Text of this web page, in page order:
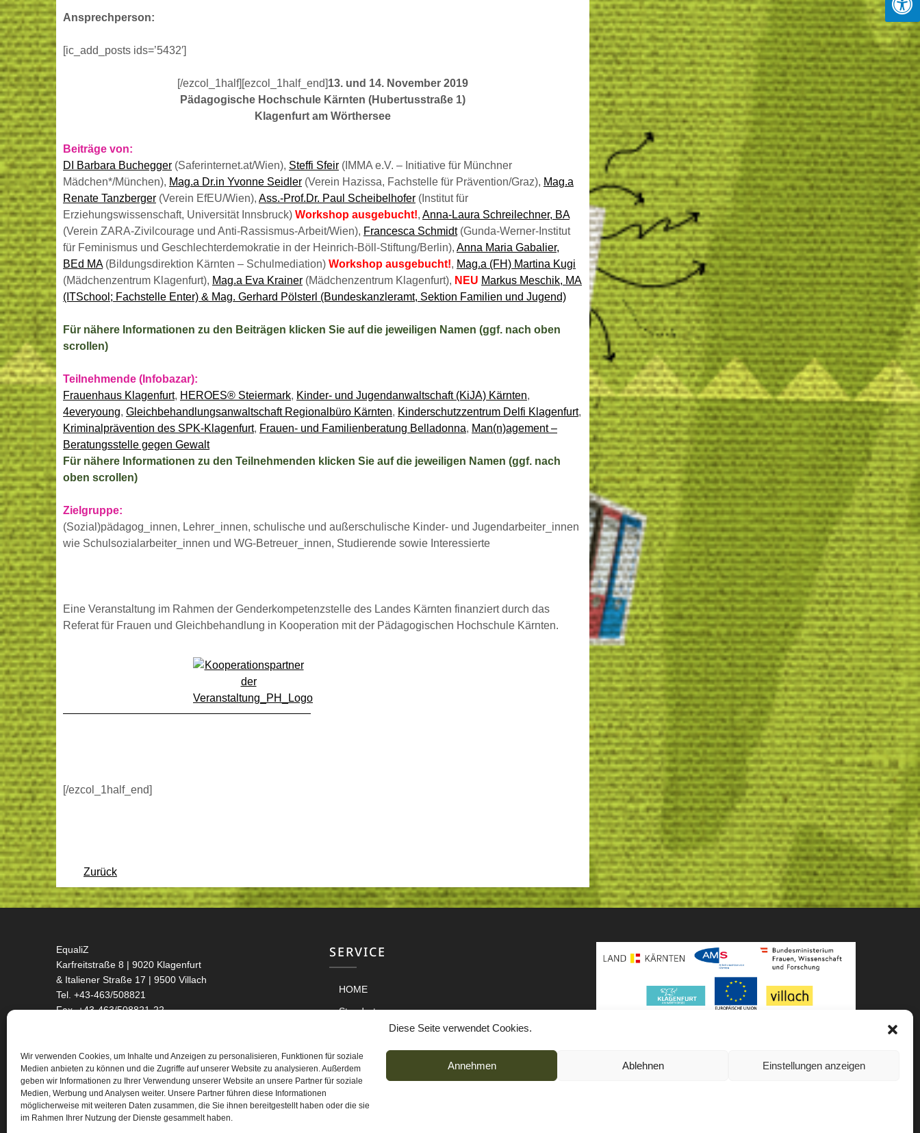
Diese Seite verwendet Cookies.
Wir verwenden Cookies, um Inhalte und Anzeigen zu personalisieren, Funktionen für soziale
Medien anbieten zu können und die Zugriffe auf unserer Website zu analysieren. Außerdem
geben wir Informationen zu Ihrer Verwendung unserer Website an unsere Partner für soziale
Medien, Werbung und Analysen weiter. Unsere Partner führen diese Informationen
möglicherweise mit weiteren Daten zusammen, die Sie ihnen bereitgestellt haben oder die sie
im Rahmen Ihrer Nutzung der Dienste gesammelt haben.
Annehmen Ablehnen Einstellungen anzeigen
Ansprechperson:
[ic_add_posts ids=’5432′]
[/ezcol_1half][ezcol_1half_end]13. und 14. November 2019
Pädagogische Hochschule Kärnten (Hubertusstraße 1)
Klagenfurt am Wörthersee
Beiträge von:
DI Barbara Buchegger (Saferinternet.at/Wien), Steffi Sfeir (IMMA e.V. – Initiative für Münchner
Mädchen*/München), Mag.a Dr.in Yvonne Seidler (Verein Hazissa, Fachstelle für Prävention/Graz), Mag.a
Renate Tanzberger (Verein EfEU/Wien), Ass.-Prof.Dr. Paul Scheibelhofer (Institut für
Erziehungswissenschaft, Universität Innsbruck) Workshop ausgebucht!, Anna-Laura Schreilechner, BA
(Verein ZARA-Zivilcourage und Anti-Rassismus-Arbeit/Wien), Francesca Schmidt(Gunda-Werner-Institut
für Feminismus und Geschlechterdemokratie in der Heinrich-Böll-Stiftung/Berlin), Anna Maria Gabalier,
BEd MA(Bildungsdirektion Kärnten – Schulmediation) Workshop ausgebucht!, Mag.a (FH) Martina Kugi
(Mädchenzentrum Klagenfurt), Mag.a Eva Krainer (Mädchenzentrum Klagenfurt), NEU Markus Meschik, MA
(ITSchool; Fachstelle Enter) & Mag. Gerhard Pölsterl (Bundeskanzleramt, Sektion Familien und Jugend)
Für nähere Informationen zu den Beiträgen klicken Sie auf die jeweiligen Namen (ggf. nach oben
scrollen)
Teilnehmende (Infobazar):
Frauenhaus Klagenfurt, HEROES® Steiermark, Kinder- und Jugendanwaltschaft (KiJA) Kärnten,
4everyoung, Gleichbehandlungsanwaltschaft Regionalbüro Kärnten, Kinderschutzzentrum Delfi Klagenfurt,
Kriminalprävention des SPK-Klagenfurt, Frauen- und Familienberatung Belladonna, Man(n)agement –
Beratungsstelle gegen Gewalt
Für nähere Informationen zu den Teilnehmenden klicken Sie auf die jeweiligen Namen (ggf. nach
oben scrollen)
Zielgruppe:
(Sozial)pädagog_innen, Lehrer_innen, schulische und außerschulische Kinder- und Jugendarbeiter_innen
wie Schulsozialarbeiter_innen und WG-Betreuer_innen, Studierende sowie Interessierte
Eine Veranstaltung im Rahmen der Genderkompetenzstelle des Landes Kärnten finanziert durch das
Referat für Frauen und Gleichbehandlung in Kooperation mit der Pädagogischen Hochschule Kärnten.
[/ezcol_1half_end]
Zurück
EqualiZ
Karfreitstraße 8 | 9020 Klagenfurt
& Italiener Straße 17 | 9500 Villach
Tel. +43-463/508821
Fax. +43-463/508821-22
ÖFFNUNGSZEITEN:
Mo - Do 9 - 15 & Fr 9 - 12
Sprechstunden & Angebote
lt. Website & nach Vereinbarung
SERVICE
HOME
Standorte
Archiv
Downloads
Akkreditiert von Level Up – Erwachsenenbildung